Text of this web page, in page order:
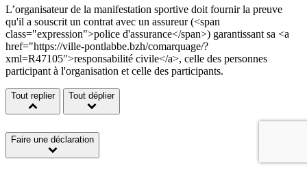
L’organisateur de la manifestation sportive doit fournir la preuve
qu'il a souscrit un contrat avec un assureur (<span
class="expression">police d'assurance</span>) garantissant sa <a
href="https://ville-pontlabbe.bzh/comarquage/?
xml=R47105">responsabilité civile</a>, celle des personnes
participant à l'organisation et celle des participants.
Tout replier Tout déplier
Faire une déclaration